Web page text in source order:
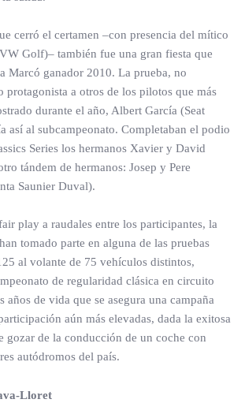
cerró el certamen –con presencia del mítico
Golf)– también fue una gran fiesta que
Marcó ganador 2010. La prueba, no
protagonista a otros de los pilotos que más
durante el año, Albert García (Seat
así al subcampeonato. Completaban el podio
Series los hermanos Xavier y David
tándem de hermanos: Josep y Pere
Saunier Duval).
play a raudales entre los participantes, la
tomado parte en alguna de las pruebas
al volante de 75 vehículos distintos,
de regularidad clásica en circuito
años de vida que se asegura una campaña
aún más elevadas, dada la exitosa
gozar de la conducción de un coche con
autódromos del país.
Lloret